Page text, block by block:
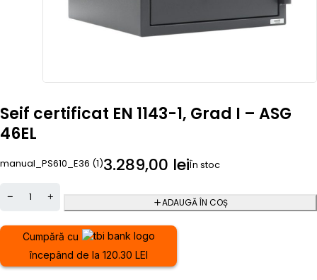
Seif certificat EN 1143-1, Grad I – ASG
46EL
manual_PS610_E36 (1)3.289,00 leiÎn stoc
ADAUGĂ ÎN COȘ
Cumpără cu
începând de la 120.30 LEI